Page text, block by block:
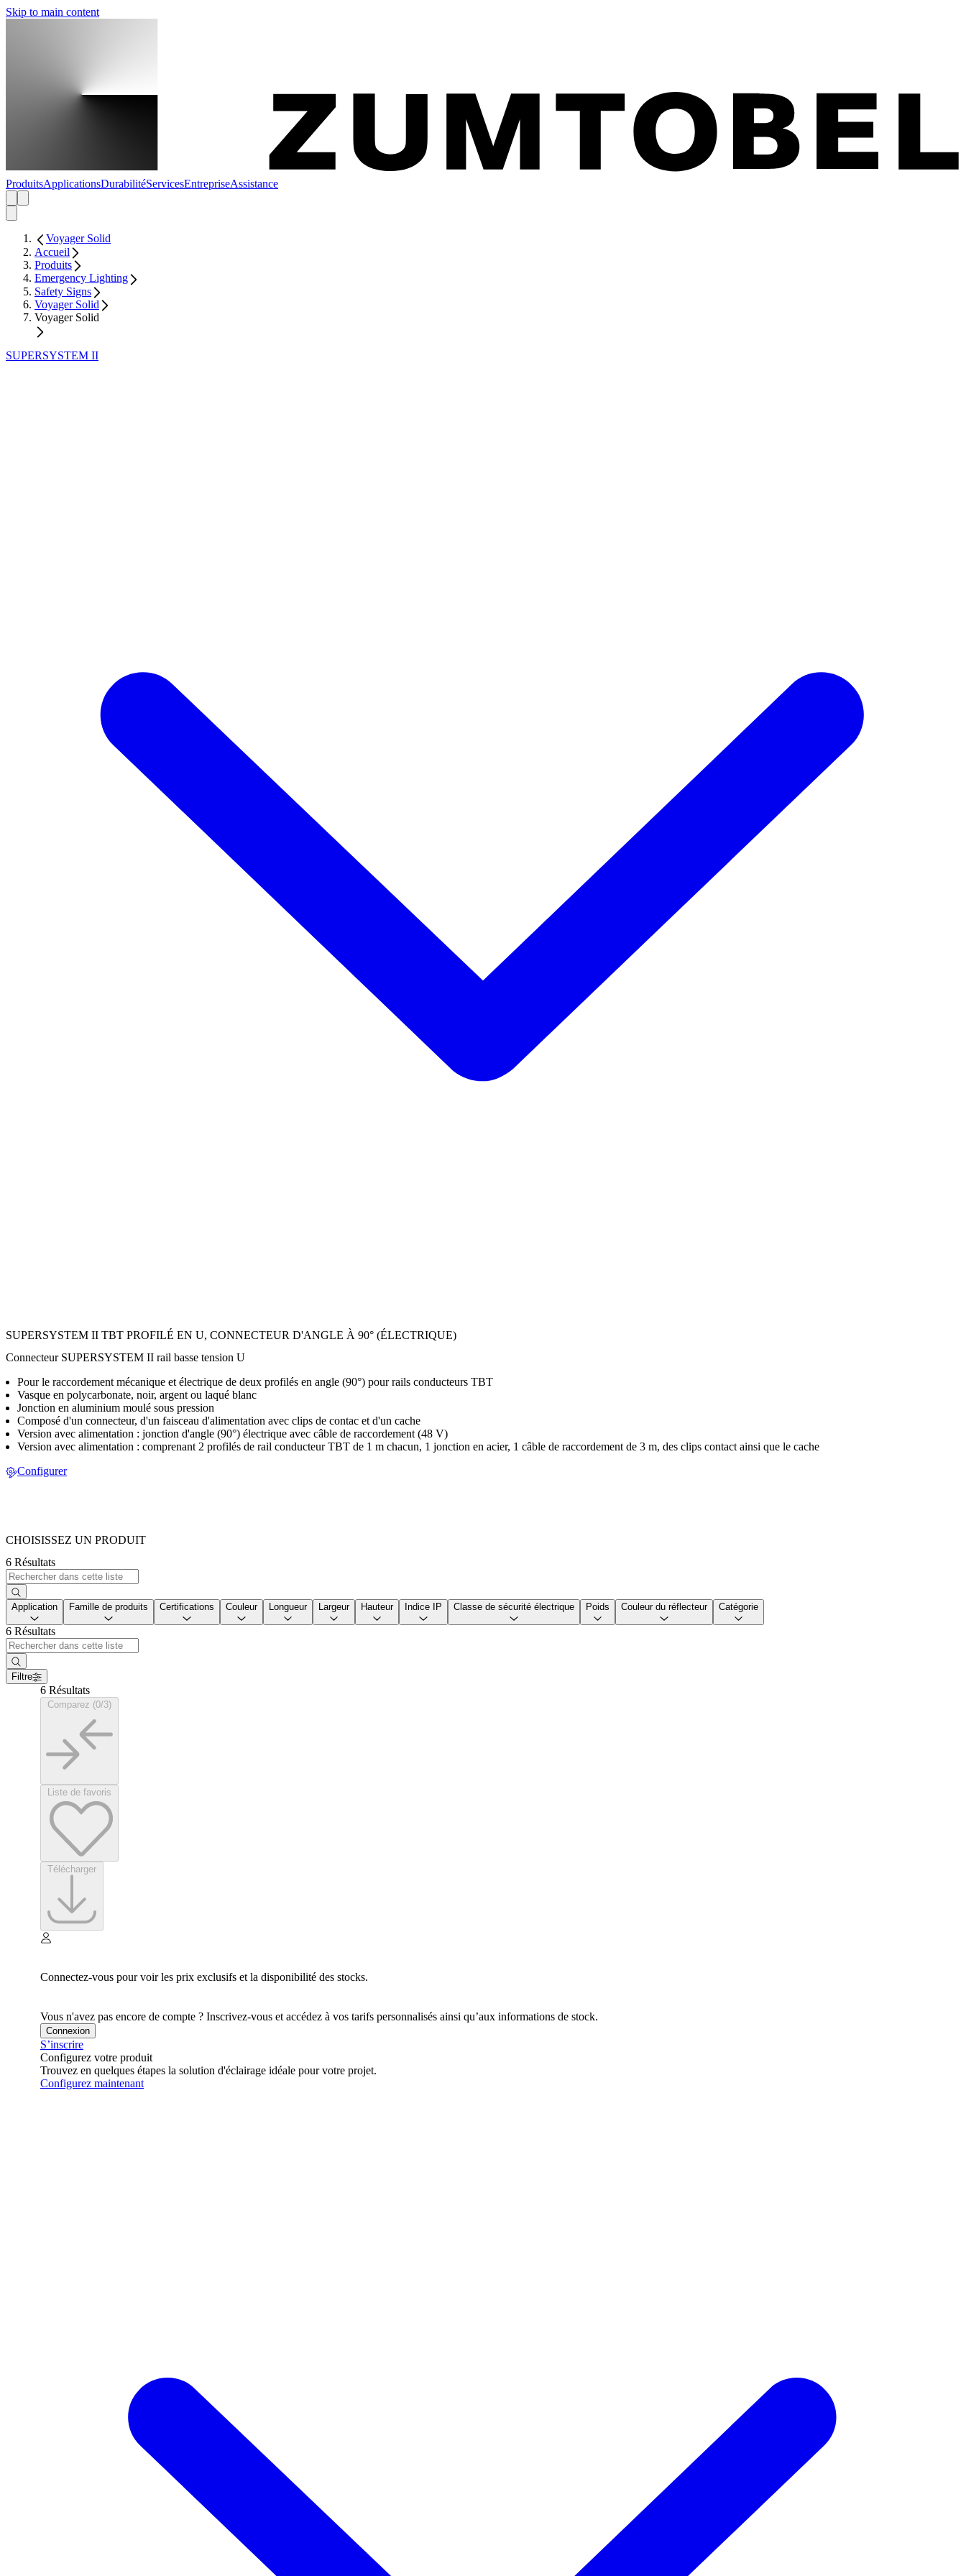
Skip to main content
ProduitsApplicationsDurabilitéServicesEntrepriseAssistance
Voyager Solid
Accueil
Produits
Emergency Lighting
Safety Signs
Voyager Solid
Voyager Solid
SUPERSYSTEM II
SUPERSYSTEM II TBT PROFILÉ EN U, CONNECTEUR D'ANGLE À 90° (ÉLECTRIQUE)
Connecteur SUPERSYSTEM II rail basse tension U
Pour le raccordement mécanique et électrique de deux profilés en angle (90°) pour rails conducteurs TBT
Vasque en polycarbonate, noir, argent ou laqué blanc
Jonction en aluminium moulé sous pression
Composé d'un connecteur, d'un faisceau d'alimentation avec clips de contac et d'un cache
Version avec alimentation : jonction d'angle (90°) électrique avec câble de raccordement (48 V)
Version avec alimentation : comprenant 2 profilés de rail conducteur TBT de 1 m chacun, 1 jonction en acier, 1 câble de raccordement de 3 m, des clips contact ainsi que le cache
Configurer
CHOISISSEZ UN PRODUIT
6 Résultats
Application Famille de produits Certifications Couleur Longueur Largeur Hauteur Indice IP Classe de sécurité électrique Poids Couleur du réflecteur Catégorie
6 Résultats
Filtre
6 Résultats
Connectez-vous pour voir les prix exclusifs et la disponibilité des stocks.
Vous n'avez pas encore de compte ? Inscrivez-vous et accédez à vos tarifs personnalisés ainsi qu’aux informations de stock.
Connexion
S’inscrire
Configurez votre produit
Trouvez en quelques étapes la solution d'éclairage idéale pour votre projet.
Configurez maintenant